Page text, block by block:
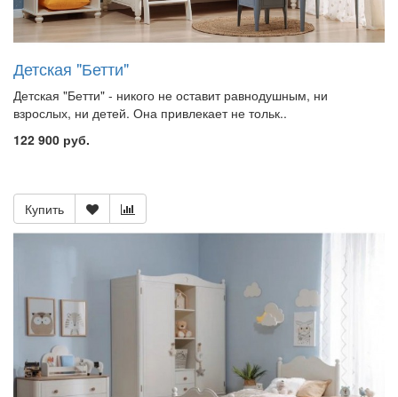
Детская "Бетти"
Детская "Бетти" - никого не оставит равнодушным, ни
взрослых, ни детей. Она привлекает не тольк..
122 900 руб.
Купить